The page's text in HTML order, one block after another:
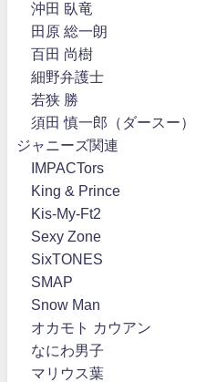
沖田 臥竜
田原 総一朗
百田 尚樹
細野弁護士
若狭 勝
須田 慎一郎（ダースー）
ジャニーズ関連
IMPACTors
King & Prince
Kis-My-Ft2
Sexy Zone
SixTONES
SMAP
Snow Man
オカモト カウアン
なにわ男子
マリウス葉